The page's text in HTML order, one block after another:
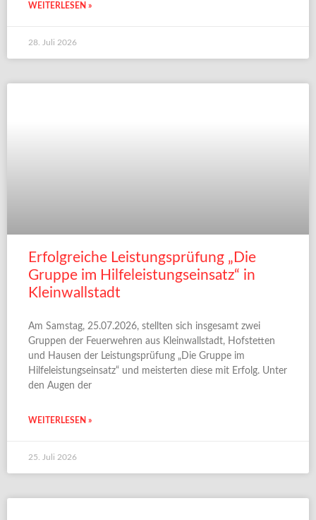
WEITERLESEN »
28. Juli 2026
Erfolgreiche Leistungsprüfung „Die
Gruppe im Hilfeleistungseinsatz“ in
Kleinwallstadt
Am Samstag, 25.07.2026, stellten sich insgesamt zwei
Gruppen der Feuerwehren aus Kleinwallstadt, Hofstetten
und Hausen der Leistungsprüfung „Die Gruppe im
Hilfeleistungseinsatz“ und meisterten diese mit Erfolg. Unter
den Augen der
WEITERLESEN »
25. Juli 2026